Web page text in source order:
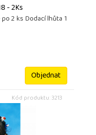
- 2Ks
2 ks Dodací lhůta 1
Objednat
Kód produktu: 3213